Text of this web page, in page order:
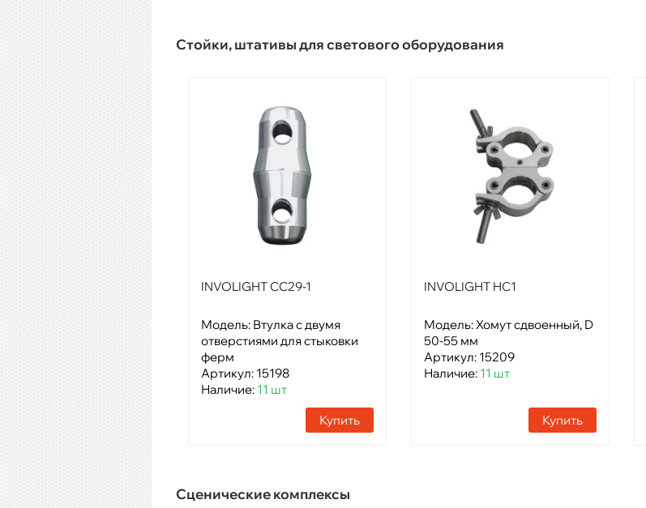
Стойки, штативы для светового оборудования
INVOLIGHT CC29-1
Модель: Втулка с двумя
отверстиями для стыковки
ферм
Артикул: 15198
Наличие: 11 шт
Купить
INVOLIGHT HC1
Модель: Хомут сдвоенный, D
50-55 мм
Артикул: 15209
Наличие: 11 шт
Купить
Сценические комплексы